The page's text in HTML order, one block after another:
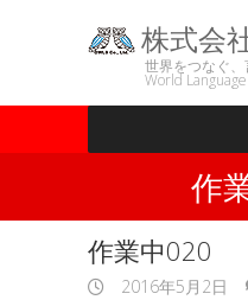
株式会
世界をつなぐ
World
作
作業中020
2016年5月2日